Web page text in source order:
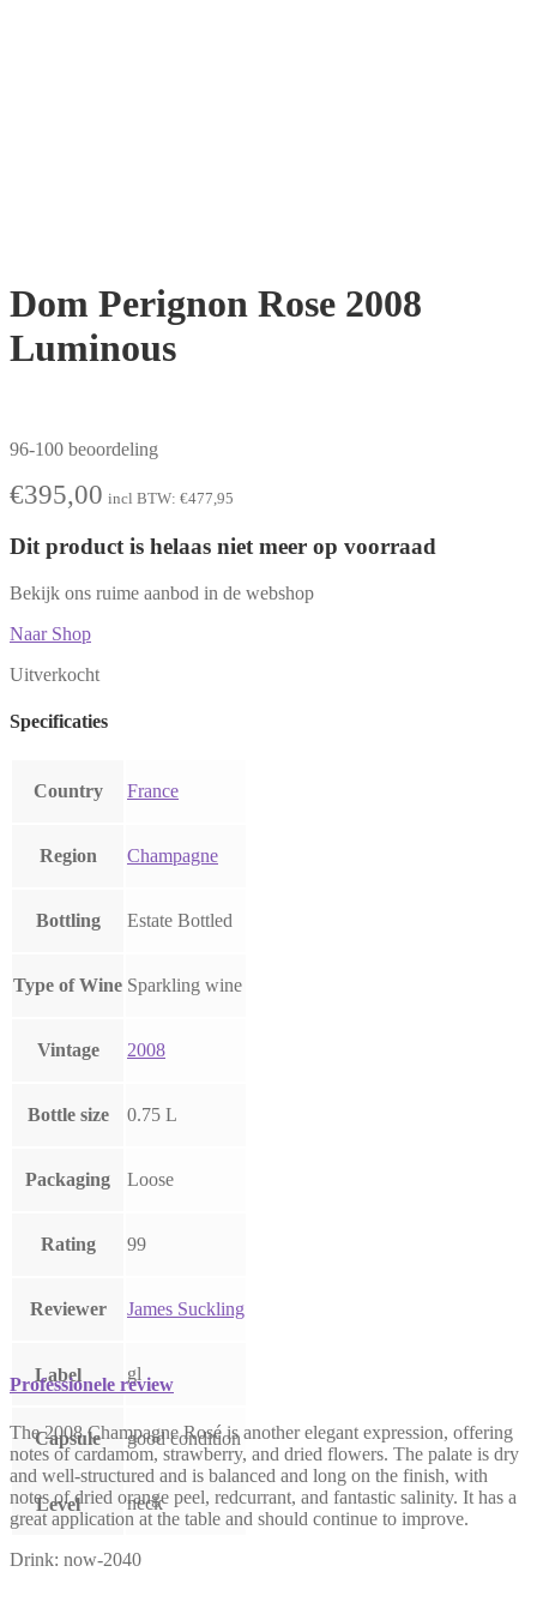
Dom Perignon Rose 2008
Luminous
96-100 beoordeling
€395,00 incl BTW: €477,95
Dit product is helaas niet meer op voorraad
Bekijk ons ruime aanbod in de webshop
Naar Shop
Uitverkocht
Specificaties
Country France
Region Champagne
Bottling Estate Bottled
Type of Wine Sparkling wine
Vintage 2008
Bottle size 0.75 L
Packaging Loose
Rating 99
Reviewer James Suckling
Label gl
Capsule good condition
Level neck
Professionele review
The 2008 Champagne Rosé is another elegant expression, offering
notes of cardamom, strawberry, and dried flowers. The palate is dry
and well-structured and is balanced and long on the finish, with
notes of dried orange peel, redcurrant, and fantastic salinity. It has a
great application at the table and should continue to improve.
Drink: now-2040